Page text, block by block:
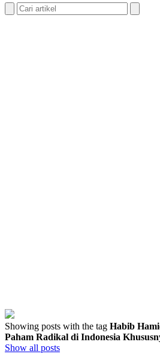
Showing posts with the tag Habib
Paham Radikal di Indonesia
Show all posts